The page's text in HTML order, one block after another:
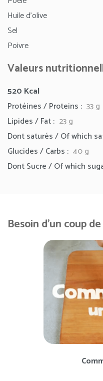
Huile d’olive
Sel
Poivre
Valeurs
520 Kcal
Protéines / Proteins : 33 g
Lipides / Fat : 23g
Dont saturés / Of which
Glucides / Carbs : 40 g
Dont Sucre / Of which
Besoin d'un coup